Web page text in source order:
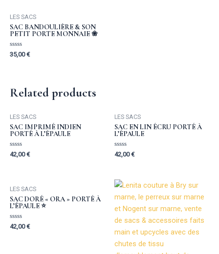
LES SACS
SAC BANDOULIÈRE & SON
PETIT PORTE MONNAIE ❀
Rated
35,00€
Related products
LES SACS
SAC IMPRIMÉ INDIEN
PORTÉ À L’ÉPAULE
Rated
42,00€
LES SACS
SAC EN LIN ÉCRU PORTÉ À
L’ÉPAULE
Rated
42,00€
LES SACS
SAC DORÉ « ORA » PORTÉ À
L’ÉPAULE ⭐️
Rated
42,00€